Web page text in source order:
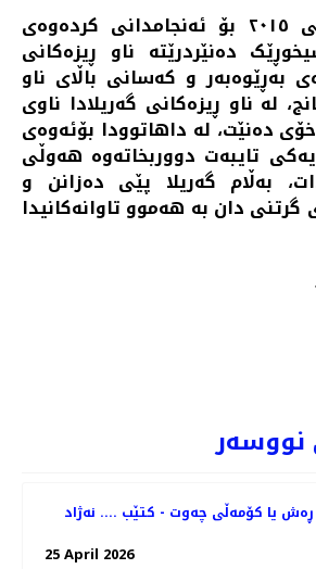
دیلان ئینانچ ساڵی ٢٠١٥ بۆ ئەنجامدانی کردەوەی
دەنێردرێتە ناو ڕیزەکانی
بەڕێوەبەر و کەسانی باڵای ناو
لە ناو ڕیزەکانی گەریلادا ناوی
دەنێت، لە داهاتوودا بۆئەوەی
تایبەت دووربخاتەوە هەوڵی
بەڵام گەریلا پێی دەزانن و
دان بە هەموو تاوانەکانیدا
نووسەر
یا کۆمەڵی چەوت - کتێب .... نەژاد
25 April 2026